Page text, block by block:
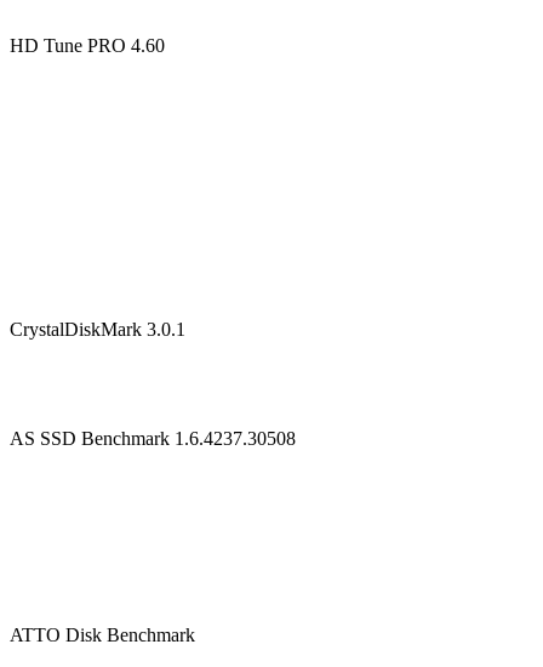
HD Tune PRO 4.60
CrystalDiskMark 3.0.1
AS SSD Benchmark 1.6.4237.30508
ATTO Disk Benchmark